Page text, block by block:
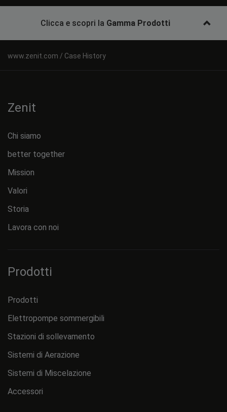
Clicca e scopri la Gamma Prodotti
Case History
Zenit
Chi siamo
better together
Mission
Valori
Storia
Lavora con noi
Prodotti
Prodotti
Elettropompe sommergibili
Stazioni di sollevamento
Sistemi di Aerazione
Sistemi di Miscelazione
Accessori